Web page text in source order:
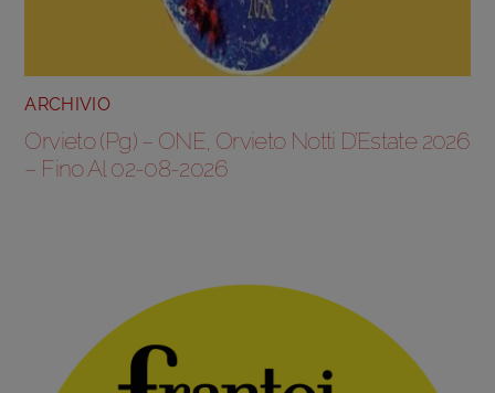
ARCHIVIO
Orvieto (Pg) – ONE, Orvieto Notti D’Estate 2026
– Fino Al 02-08-2026